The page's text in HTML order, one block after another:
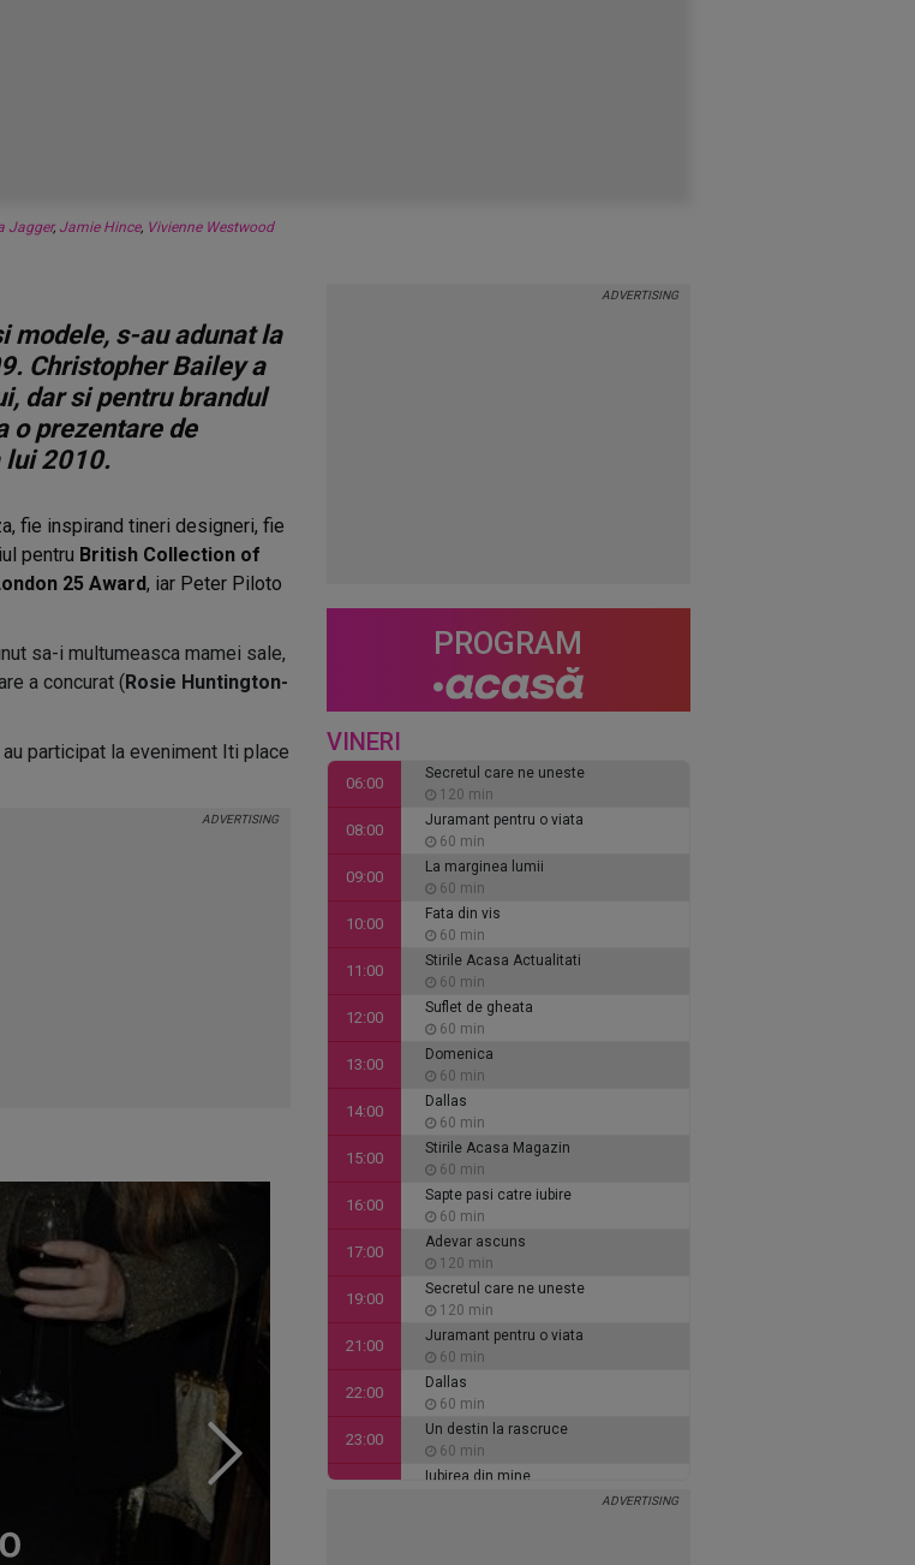
Jagger, Jamie Hince, Vivienne Westwood
modele, s-au adunat la
Christopher Bailey a
dar si pentru brandul
o prezentare de
lui 2010.
fie inspirand tineri designeri, fie
pentru British Collection of
25 Award, iar Peter Piloto
sa-i multumeasca mamei sale,
a concurat (Rosie Huntington-
participat la eveniment Iti place
PROGRAM
VINERI
06:00
Secretul care ne uneste
120 min
08:00
Juramant pentru o viata
60 min
09:00
La marginea lumii
60 min
10:00
Fata din vis
60 min
11:00
Stirile Acasa Actualitati
60 min
12:00
Suflet de gheata
60 min
13:00
Domenica
60 min
14:00
Dallas
60 min
15:00
Stirile Acasa Magazin
60 min
16:00
Sapte pasi catre iubire
60 min
17:00
Adevar ascuns
120 min
19:00
Secretul care ne uneste
120 min
21:00
Juramant pentru o viata
60 min
22:00
Dallas
60 min
23:00
Un destin la rascruce
60 min
Iubirea din mine